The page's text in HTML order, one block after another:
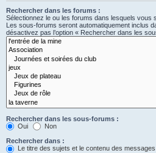
Rechercher dans les forums :
Sélectionnez le ou les forums dans lesquels vous
Les sous-forums seront automatiquement inclus
désactivez pas l’option « Rechercher dans les
Rechercher dans les sous-forums :
Oui
Non
Rechercher dans :
Le titre des sujets et le contenu des messages